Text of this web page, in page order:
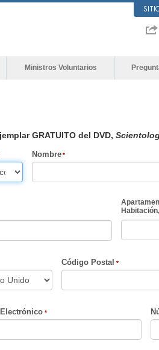
Ministros Voluntarios
GRATUITO del DVD,
Nombre
Código Postal